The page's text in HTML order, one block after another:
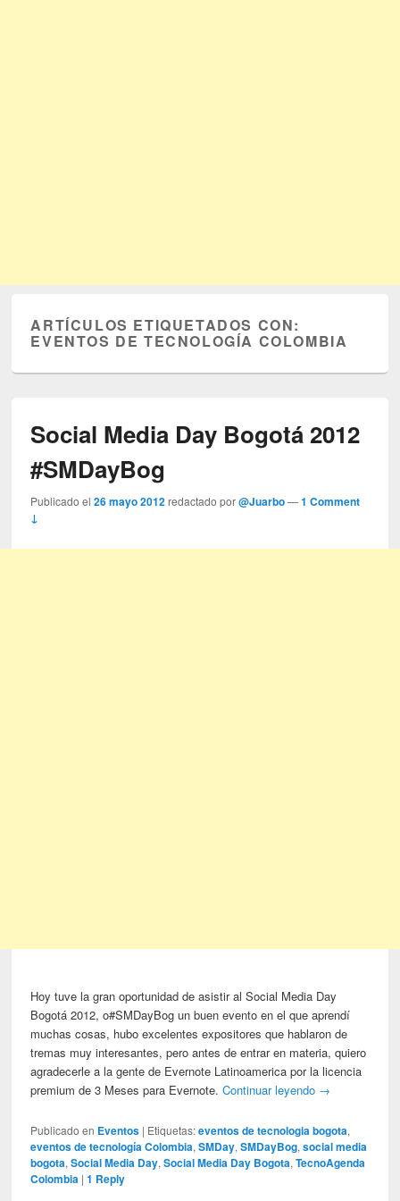
ARTÍCULOS ETIQUETADOS CON:
EVENTOS DE TECNOLOGÍA COLOMBIA
Social Media Day Bogotá 2012
#SMDayBog
Publicado el26 mayo 2012 redactado por@Juarbo —1 Comment
↓
Hoy tuve la gran oportunidad de asistir al Social Media Day
Bogotá 2012, o#SMDayBog un buen evento en el que aprendí
muchas cosas, hubo excelentes expositores que hablaron de
tremas muy interesantes, pero antes de entrar en materia, quiero
agradecerle a la gente de Evernote Latinoamerica por la licencia
premium de 3 Meses para Evernote.Continuar leyendo →
Publicado en Eventos | Etiquetas: eventos de tecnologia bogota,
eventos de tecnología Colombia,SMDay,SMDayBog,social media
bogota,Social Media Day,Social Media Day Bogota,TecnoAgenda
Colombia |1 Reply